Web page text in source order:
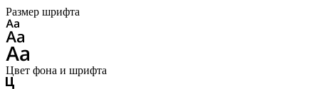
Размер шрифта
Цвет фона и шрифта